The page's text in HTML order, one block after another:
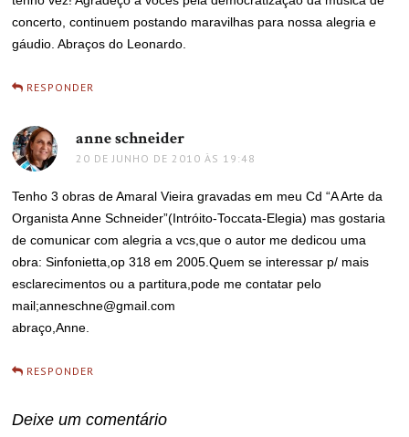
concerto, continuem postando maravilhas para nossa alegria e
gáudio. Abraços do Leonardo.
RESPONDER
anne schneider
20 DE JUNHO DE 2010 ÀS 19:48
Tenho 3 obras de Amaral Vieira gravadas em meu Cd “A Arte da
Organista Anne Schneider”(Intróito-Toccata-Elegia) mas gostaria
de comunicar com alegria a vcs,que o autor me dedicou uma
obra: Sinfonietta,op 318 em 2005.Quem se interessar p/ mais
esclarecimentos ou a partitura,pode me contatar pelo
mail;anneschne@gmail.com
abraço,Anne.
RESPONDER
Deixe um comentário